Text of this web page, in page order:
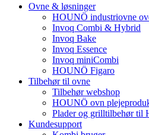
Ovne & løsninger
HOUNÖ industriovne
Invoq Combi & Hybrid
Invoq Bake
Invoq Essence
Invoq miniCombi
HOUNÖ Figaro
Tilbehør til ovne
Tilbehør webshop
HOUNÖ ovn
Plader og grilltilbehør til
Kundesupport